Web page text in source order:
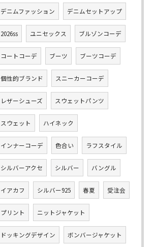
デニムファッション デニムセットアップ
2026ss ユニセックス ブルゾンコーデ
コートコーデ ブーツ ブーツコーデ
個性的ブランド スニーカーコーデ
レザーシューズ スウェットパンツ
スウェット ハイネック
インナーコーデ 色合い ラフスタイル
シルバーアクセ シルバー バングル
イアカフ シルバー925 春夏 受注会
プリント ニットジャケット
ドッキングデザイン ボンバージャケット